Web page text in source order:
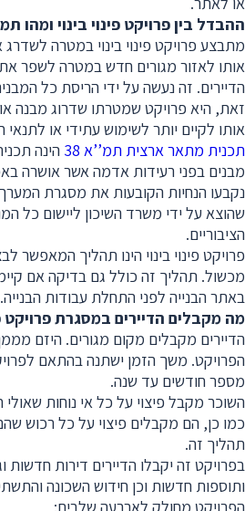
ההבדל בין פרויקט פינוי בינוי ומהו
מתבצע פרויקט פינוי בינוי במטרה לשדרג
אותו לאזור מגורים חדש במטרה לשפר את
זאת, היא פרויקט שמטרתו שדרוג מבנה
אותו לקיים יותר לשימוש עתידי או לתנאי
תכנית מתאר ארצית תמ’’א 38
הינה
שהוצא על ידי משרד השיכון ליישום כל
הציבוריים.
פרויקט פינוי בינוי הינו תהליך המאפשר
מכשול. תהליך זה כולל גם בדיקה אם
באתר הבנייה לפני התחלת עבודות הבנייה.
מה מקבלים הדיירים במסגרת פרויקט
הדיירים מקבלים מקום מגורים. היזם
הפרויקט. משך הזמן ישתנה בהתאם
מספר חודשים עד שנה.
השוכר מקבל פיצוי על כל אי נוחות
כמו כן, הם מקבלים פיצוי על כל רכוש
תהליך זה.
בפרויקט זה יקבלו הדיירים דירות חדשות
ותוספות חדשות וכן חידוש השכונה
הפרויקט מחולק לארבעה שלבים: